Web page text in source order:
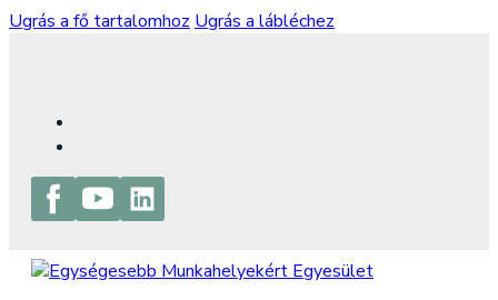
Ugrás a fő tartalomhoz Ugrás a lábléchez